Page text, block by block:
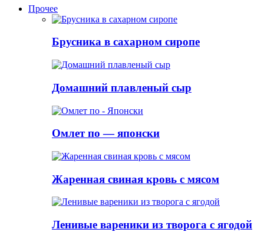
Прочее
Брусника в сахарном сиропе
Домашний плавленый сыр
Омлет по — японски
Жаренная свиная кровь с мясом
Ленивые вареники из творога с ягодой